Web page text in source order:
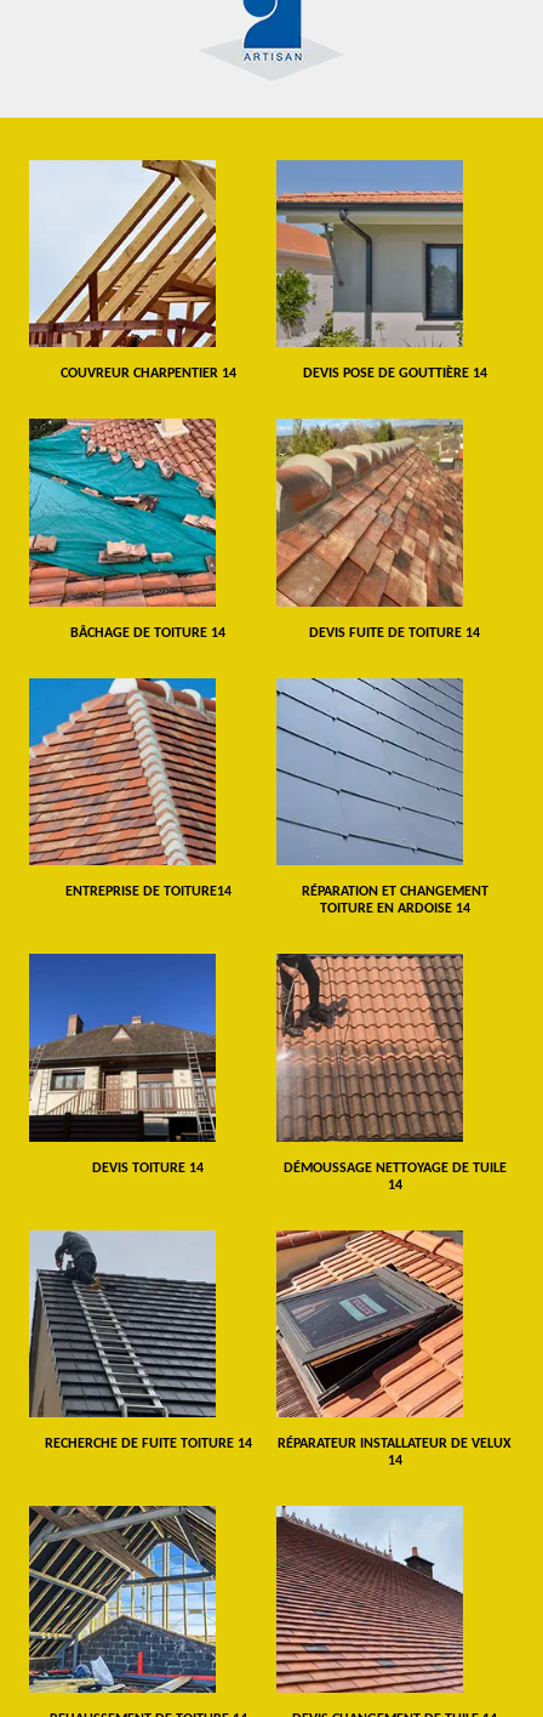
COUVREUR CHARPENTIER 14 DEVIS POSE DE GOUTTIÈRE 14
BÂCHAGE DE TOITURE 14 DEVIS FUITE DE TOITURE 14
ENTREPRISE DE TOITURE14
RÉPARATION ET CHANGEMENT
TOITURE EN ARDOISE 14
DEVIS TOITURE 14
DÉMOUSSAGE NETTOYAGE DE TUILE
14
RECHERCHE DE FUITE TOITURE 14
RÉPARATEUR INSTALLATEUR DE VELUX
14